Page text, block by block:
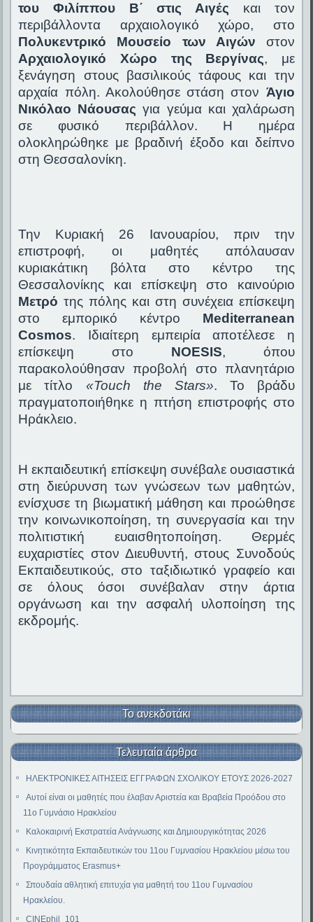
του Φιλίππου Β΄ στις Αιγές και τον
περιβάλλοντα αρχαιολογικό χώρο, στο
Πολυκεντρικό Μουσείο των Αιγών στον
Αρχαιολογικό Χώρο της Βεργίνας, με
ξενάγηση στους βασιλικούς τάφους και την
αρχαία πόλη. Ακολούθησε στάση στον Άγιο
Νικόλαο Νάουσας για γεύμα και χαλάρωση
σε φυσικό περιβάλλον. Η ημέρα
ολοκληρώθηκε με βραδινή έξοδο και δείπνο
στη Θεσσαλονίκη.
Την Κυριακή 26 Ιανουαρίου, πριν την
επιστροφή, οι μαθητές απόλαυσαν
κυριακάτικη βόλτα στο κέντρο της
Θεσσαλονίκης και επίσκεψη στο καινούριο
Μετρότης πόλης και στη συνέχεια επίσκεψη
στο εμπορικό κέντρο Mediterranean
Cosmos. Ιδιαίτερη εμπειρία αποτέλεσε η
επίσκεψη στο NOESIS, όπου
παρακολούθησαν προβολή στο πλανητάριο
με τίτλο «Touch the Stars». Το βράδυ
πραγματοποιήθηκε η πτήση επιστροφής στο
Ηράκλειο.
Η εκπαιδευτική επίσκεψη συνέβαλε ουσιαστικά
στη διεύρυνση των γνώσεων των μαθητών,
ενίσχυσε τη βιωματική μάθηση και προώθησε
την κοινωνικοποίηση, τη συνεργασία και την
πολιτιστική ευαισθητοποίηση. Θερμές
ευχαριστίες στον Διευθυντή, στους Συνοδούς
Εκπαιδευτικούς, στο ταξιδιωτικό γραφείο και
σε όλους όσοι συνέβαλαν στην άρτια
οργάνωση και την ασφαλή υλοποίηση της
εκδρομής.
Το ανεκδοτάκι
Τελευταία άρθρα
ΗΛΕΚΤΡΟΝΙΚΕΣ ΑΙΤΗΣΕΙΣ ΕΓΓΡΑΦΩΝ ΣΧΟΛΙΚΟΥ ΕΤΟΥΣ 2026-2027
Αυτοί είναι οι μαθητές που έλαβαν Αριστεία και Βραβεία Προόδου στο
11ο Γυμνάσιο Ηρακλείου
Καλοκαιρινή Εκστρατεία Ανάγνωσης και Δημιουργικότητας 2026
Κινητικότητα Εκπαιδευτικών του 11ου Γυμνασίου Ηρακλείου μέσω του
Προγράμματος Erasmus+
Σπουδαία αθλητική επιτυχία για μαθητή του 11ου Γυμνασίου
Ηρακλείου.
CINEphil_101